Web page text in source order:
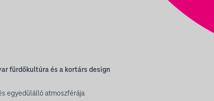
fürdőkultúra és a kortárs design
egyedülálló atmoszférája